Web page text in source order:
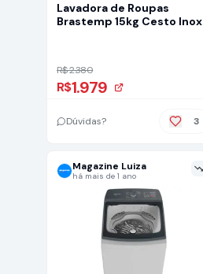
Lavadora de Roupas
Brastemp 15kg Cesto Inox
R$ 2.380
R$1.979
Dúvidas? 3
Magazine Luiza
há mais de 1 ano